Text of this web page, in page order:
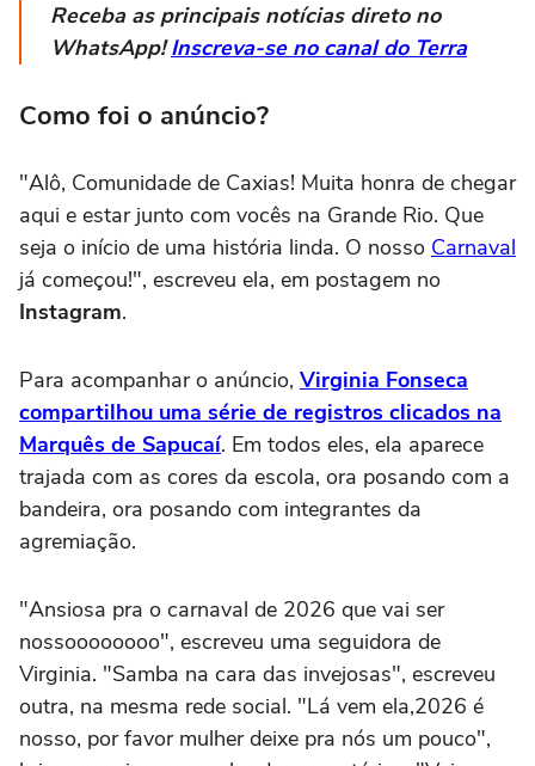
Receba as principais notícias direto no
WhatsApp!Inscreva-se no canal do Terra
Como foi o anúncio?
"Alô, Comunidade de Caxias! Muita honra de chegar
aqui e estar junto com vocês na Grande Rio. Que
seja o início de uma história linda. O nosso Carnaval
já começou!", escreveu ela, em postagem no
Instagram.
Para acompanhar o anúncio, Virginia Fonseca
compartilhou uma série de registros clicados na
Marquês de Sapucaí. Em todos eles, ela aparece
trajada com as cores da escola, ora posando com a
bandeira, ora posando com integrantes da
agremiação.
"Ansiosa pra o carnaval de 2026 que vai ser
nossoooooooo", escreveu uma seguidora de
Virginia. "Samba na cara das invejosas", escreveu
outra, na mesma rede social. "Lá vem ela,2026 é
nosso, por favor mulher deixe pra nós um pouco",